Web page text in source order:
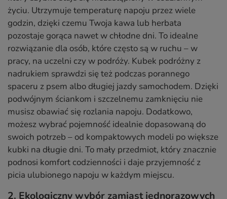
życiu. Utrzymuje temperaturę napoju przez wiele
godzin, dzięki czemu Twoja kawa lub herbata
pozostaje gorąca nawet w chłodne dni. To idealne
rozwiązanie dla osób, które często są w ruchu – w
pracy, na uczelni czy w podróży. Kubek podróżny z
nadrukiem sprawdzi się też podczas porannego
spaceru z psem albo długiej jazdy samochodem. Dzięki
podwójnym ściankom i szczelnemu zamknięciu nie
musisz obawiać się rozlania napoju. Dodatkowo,
możesz wybrać pojemność idealnie dopasowaną do
swoich potrzeb – od kompaktowych modeli po większe
kubki na długie dni. To mały przedmiot, który znacznie
podnosi komfort codzienności i daje przyjemność z
picia ulubionego napoju w każdym miejscu.
2. Ekologiczny wybór zamiast jednorazowych